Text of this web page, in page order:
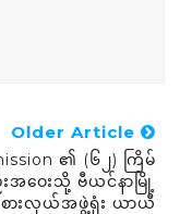
Older Article
၏ (၆၂) ကြိမ်
ဝေးသို့ ဗီယင်နာမြို့
စားလှယ်အဖွဲ့ရုံး ယာယီ